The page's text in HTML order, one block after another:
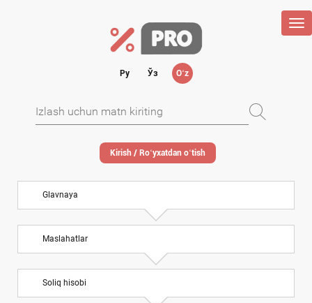
Ру Ўз Oʻz
Kirish / Roʻyхatdan oʻtish
Glavnaya
Maslahatlar
Soliq hisobi